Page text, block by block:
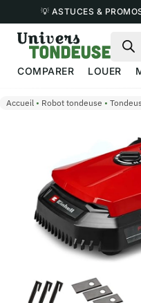
💡 ASTUCES &
COMPARER
LOUER
Accueil • Robot tondeuse •